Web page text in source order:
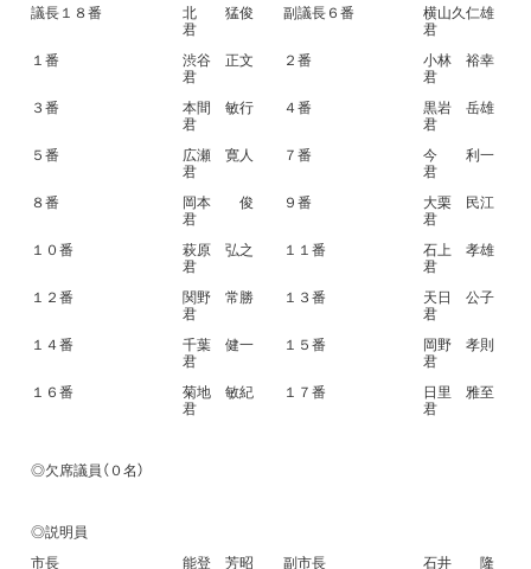
議長１８番
北 猛俊
君
副議長６番
横山久仁雄
君
１番
渋谷 正文
君
２番
小林 裕幸
君
３番
本間 敏行
君
４番
黒岩 岳雄
君
５番
広瀬 寛人
君
７番
今 利一
君
８番
岡本 俊
君
９番
大栗 民江
君
１０番
萩原 弘之
君
１１番
石上 孝雄
君
１２番
関野 常勝
君
１３番
天日 公子
君
１４番
千葉 健一
君
１５番
岡野 孝則
君
１６番
菊地 敏紀
君
１７番
日里 雅至
君
◎欠席議員（０名）
◎説明員
市長
能登 芳昭
副市長
石井 隆